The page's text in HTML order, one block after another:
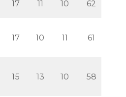
17 11 10 62
17 10 11 61
15 13 10 58